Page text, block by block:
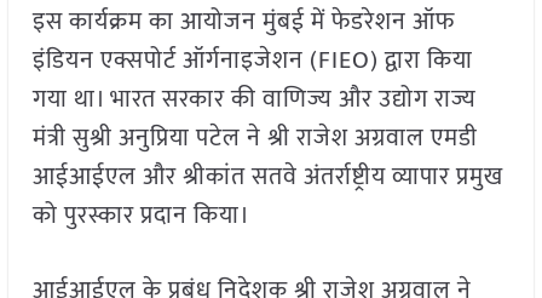
इस कार्यक्रम का आयोजन मुंबई में फेडरेशन ऑफ
इंडियन एक्सपोर्ट ऑर्गनाइजेशन (FIEO) द्वारा किया
गया था। भारत सरकार की वाणिज्य और उद्योग राज्य
मंत्री सुश्री अनुप्रिया पटेल ने श्री राजेश अग्रवाल एमडी
आईआईएल और श्रीकांत सतवे अंतर्राष्ट्रीय व्यापार प्रमुख
को पुरस्कार प्रदान किया।